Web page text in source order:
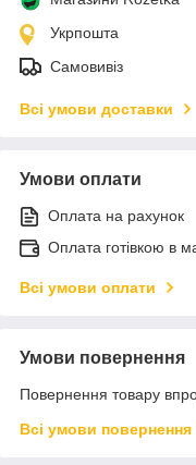
Укрпошта
Самовивіз
Всі умови доставки
Умови оплати
Оплата на рахунок
Оплата готівкою в
Всі умови оплати
Умови повернення
Повернення товару
Всі умови повернення